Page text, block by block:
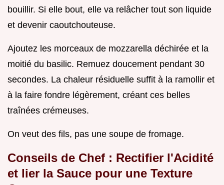
bouillir. Si elle bout, elle va relâcher tout son liquide
et devenir caoutchouteuse.
Ajoutez les morceaux de mozzarella déchirée et la
moitié du basilic. Remuez doucement pendant 30
secondes. La chaleur résiduelle suffit à la ramollir et
à la faire fondre légèrement, créant ces belles
traînées crémeuses.
On veut des fils, pas une soupe de fromage.
Conseils de Chef : Rectifier l'Acidité
et lier la Sauce pour une Texture